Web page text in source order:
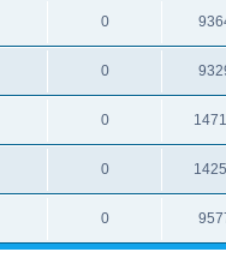
0
0
0
0
0